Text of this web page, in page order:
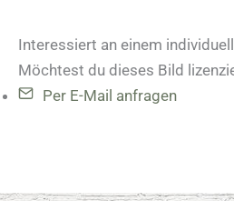
Interessiert an einem
Möchtest du dieses Bild
Per E-Mail anfragen